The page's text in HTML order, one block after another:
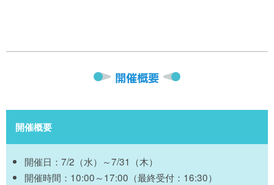
開催概要
開催概要
開催日：7/2（水）～7/31（木）
開催時間：10:00～17:00（最終受付：16:30）